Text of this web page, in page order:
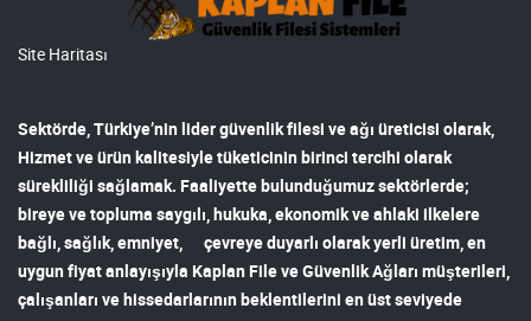
Site Haritası
Sektörde, Türkiye’nin lidergüvenlik filesi ve ağı üreticisi olarak,
Hizmet ve ürün kalitesiyle tüketicinin birinci tercihi olarak
sürekliliği sağlamak. Faaliyette bulunduğumuz sektörlerde;
bireye ve topluma saygılı, hukuka, ekonomik ve ahlaki ilkelere
bağlı, sağlık, emniyet, çevreye duyarlı olarak yerli üretim, en
uygun fiyat anlayışıyla Kaplan File ve Güvenlik Ağları müşterileri,
çalışanları ve hissedarlarının beklentilerini en üst seviyede